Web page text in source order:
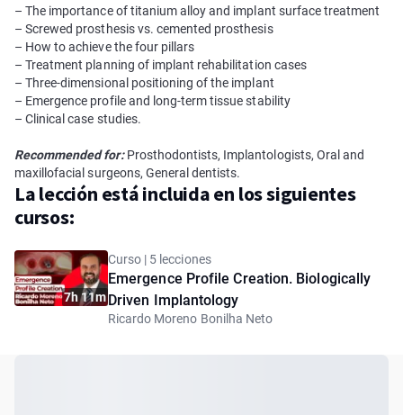
– The importance of titanium alloy and implant surface treatment
– Screwed prosthesis vs. cemented prosthesis
– How to achieve the four pillars
– Treatment planning of implant rehabilitation cases
– Three-dimensional positioning of the implant
– Emergence profile and long-term tissue stability
– Clinical case studies.
Recommended for:Prosthodontists, Implantologists, Oral and
maxillofacial surgeons, General dentists.
La lección está incluida en los siguientes
cursos:
7h 11m
Curso | 5 lecciones
Emergence Profile Creation. Biologically
Driven Implantology
Ricardo Moreno Bonilha Neto